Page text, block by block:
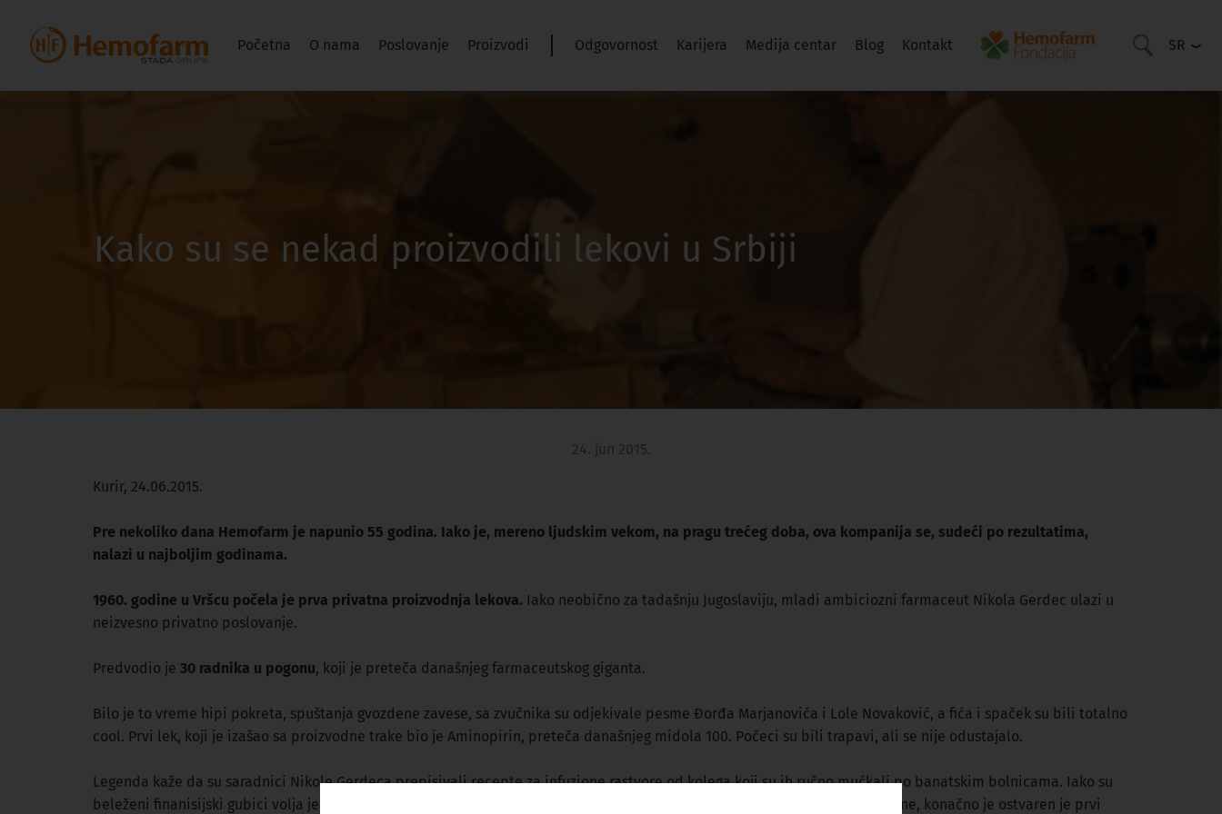
Početna O nama Poslovanje Proizvodi Odgovornost Karijera Medija centar Blog Kontakt SR
Kako su se nekad proizvodili lekovi u Srbiji
24. jun 2015.
Kurir, 24.06.2015.
Pre nekoliko dana Hemofarm je napunio 55 godina. Iako je, mereno ljudskim vekom, na pragu trećeg doba, ova kompanija se, sudeći po rezultatima,
nalazi u najboljim godinama.
1960. godine u Vršcu počela je prva privatna proizvodnja lekova. Iako neobično za tadašnju Jugoslaviju, mladi ambiciozni farmaceut Nikola Gerdec ulazi u
neizvesno privatno poslovanje.
Predvodio je 30 radnika u pogonu, koji je preteča današnjeg farmaceutskog giganta.
Bilo je to vreme hipi pokreta, spuštanja gvozdene zavese, sa zvučnika su odjekivale pesme Đorđa Marjanovića i Lole Novaković, a fića i spaček su bili totalno
cool. Prvi lek, koji je izašao sa proizvodne trake bio je Aminopirin, preteča današnjeg midola 100. Počeci su bili trapavi, ali se nije odustajalo.
Legenda kaže da su saradnici Nikole Gerdeca prepisivali recepte za infuzione rastvore od kolega koji su ih ručno mućkali po banatskim bolnicama. Iako su
beleženi finanisijski gubici volja je ostala čvrsta. U najtežem trenutku,
. Baš te godine, konačno je ostvaren je prvi